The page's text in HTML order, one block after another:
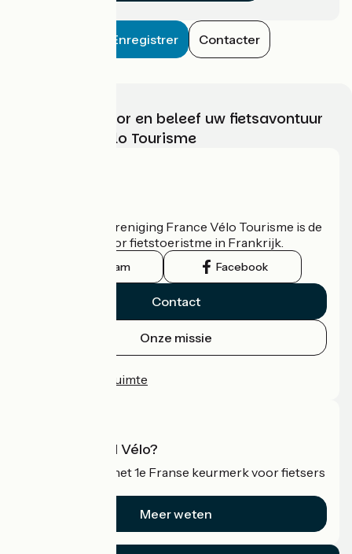
Enregistrer Contacter
Kies, bereid voor en beleef uw fietsavontuur
met France Vélo Tourisme
De nationale vereniging France Vélo Tourisme is de
officiële gids voor fietstoeristme in Frankrijk.
Instagram Facebook
Contact
Onze missie
Professionele ruimte
Wat is Accueil Vélo?
Accueil Vélo is het 1e Franse keurmerk voor fietsers
Meer weten